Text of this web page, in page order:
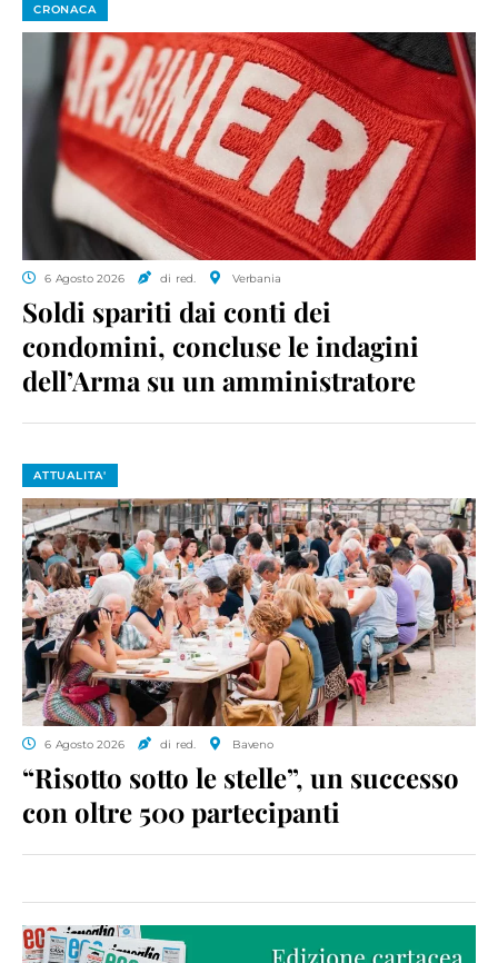
CRONACA
6 Agosto 2026 di red. Verbania
Soldi spariti dai conti dei
condomini, concluse le indagini
dell’Arma su un amministratore
ATTUALITA'
6 Agosto 2026 di red. Baveno
“Risotto sotto le stelle”, un successo
con oltre 500 partecipanti